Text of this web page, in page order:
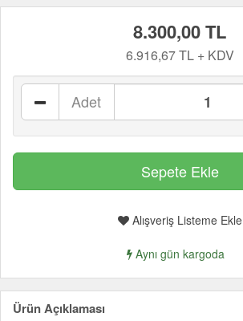
8.300,00 TL
6.916,67 TL + KDV
Adet
Alışveriş Listeme Ekle
Aynı gün kargoda
Ürün Açıklaması